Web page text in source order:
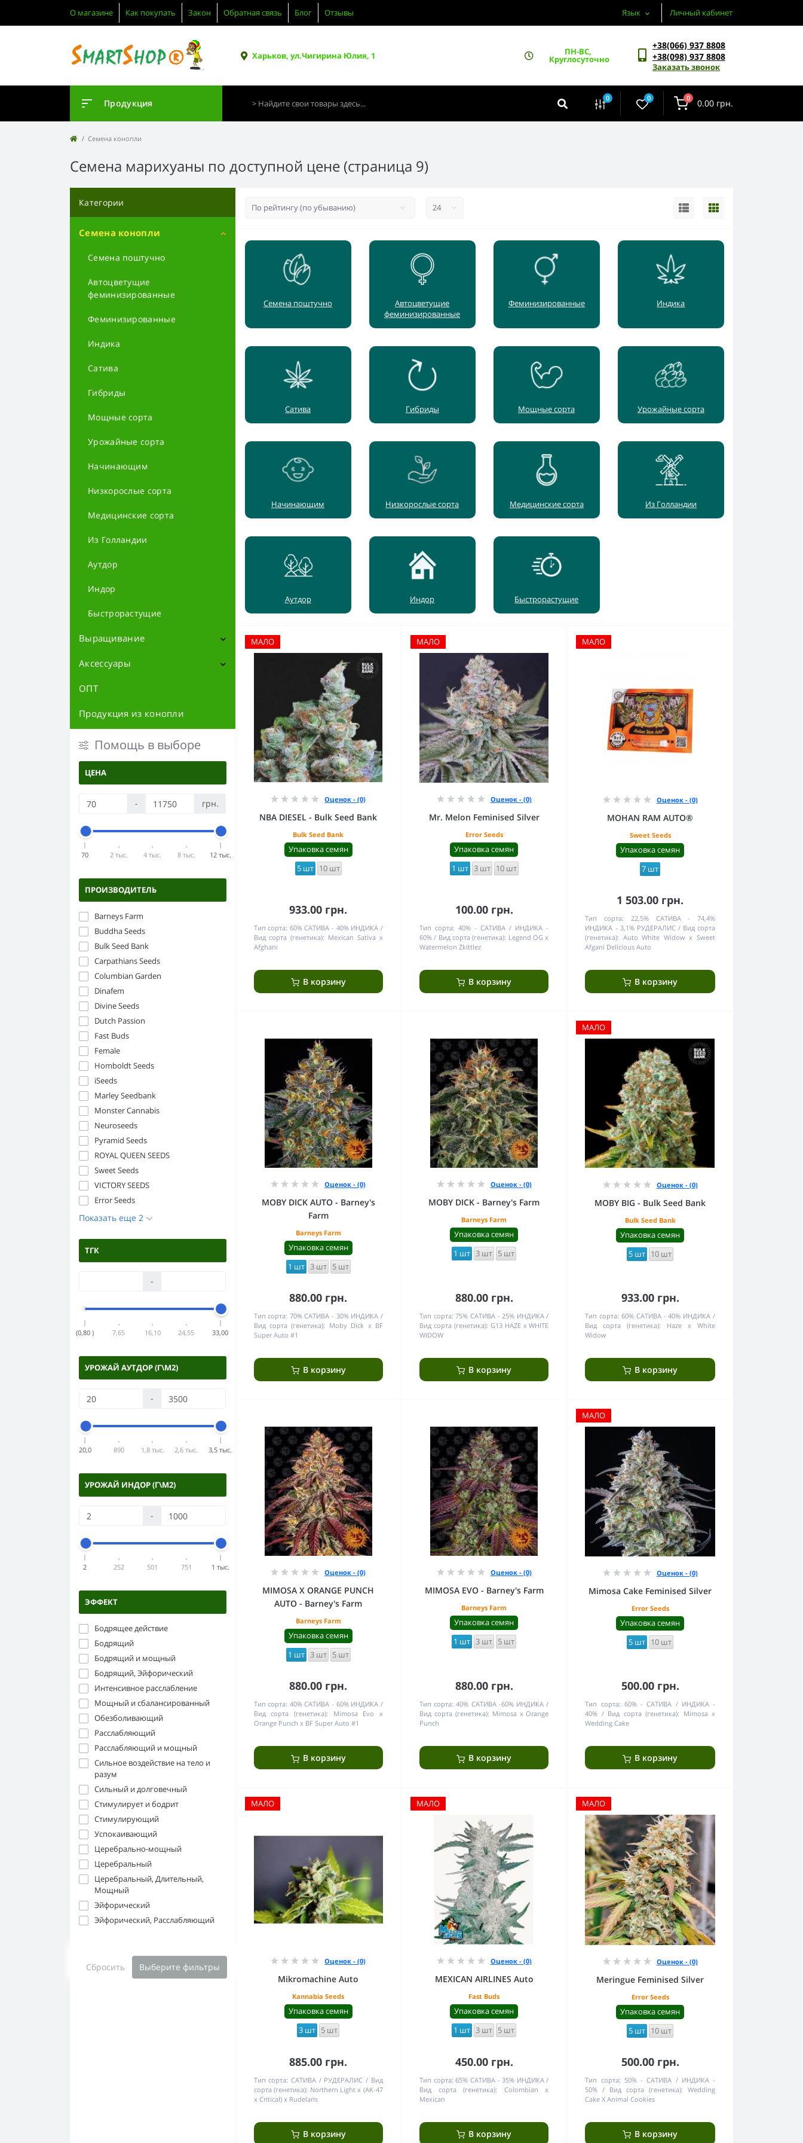
О магазине Как покупать Закон Обратная связь Блог Отзывы Язык Личный кабинет
Харьков, ул.Чигирина Юлия, 1 ПН-ВС,
Круглосуточно
+38(066) 937 8808
+38(098) 937 8808
Заказать звонок
Продукция 0 0 0 0.00 грн.
Семена конопли
Семена марихуаны по доступной цене (страница 9)
Категории
Семена конопли
Семена поштучно
Автоцветущие
феминизированные
Феминизированные
Индика
Сатива
Гибриды
Мощные сорта
Урожайные сорта
Начинающим
Низкорослые сорта
Медицинские сорта
Из Голландии
Аутдор
Индор
Быстрорастущие
Выращивание
Контроль и измерение
Субстраты
Вентиляция
LED Лампы
Отражатели
Компоненты ДНаТ
ЭПРА
Гроубоксы
Удобрения
Горшки и ёмкости
Аксессуары для гровинга
Аксессуары
Атрибутика
Баблеры
Дерево
Металл
Стекло
Керамика
Пластик
Запчасти для бонгов
Контейнеры и тайники
Бонги
Бумага папиросная
Прессы для травы
Напасы
ОПТ
Продукция из конопли
Помощь в выборе
ЦЕНА
- грн.
70 2 тыс. 4 тыс. 8 тыс. 12 тыс.
ПРОИЗВОДИТЕЛЬ
Barneys Farm
Buddha Seeds
Bulk Seed Bank
Carpathians Seeds
Columbian Garden
Dinafem
Divine Seeds
Dutch Passion
Fast Buds
Female
Homboldt Seeds
iSeeds
Marley Seedbank
Monster Cannabis
Neuroseeds
Pyramid Seeds
ROYAL QUEEN SEEDS
Sweet Seeds
VICTORY SEEDS
Error Seeds
Показать еще 2
ТГК
-
(0,80 ) 7,65 16,10 24,55 33,00
УРОЖАЙ АУТДОР (Г\М2)
-
20,0 890 1,8 тыс. 2,6 тыс. 3,5 тыс.
УРОЖАЙ ИНДОР (Г\М2)
-
2 252 501 751 1 тыс.
ЭФФЕКТ
Бодрящее действие
Бодрящий
Бодрящий и мощный
Бодрящий, Эйфорический
Интенсивное расслабление
Мощный и сбалансированный
Обезболивающий
Расслабляющий
Расслабляющий и мощный
Сильное воздействие на тело и
разум
Сильный и долговечный
Стимулирует и бодрит
Стимулирующий
Успокаивающий
Церебрально-мощный
Церебральный
Церебральный, Длительный,
Мощный
Эйфорический
Эйфорический, Расслабляющий
Сбросить Выберите фильтры
Семена поштучно
Автоцветущие
феминизированные
Феминизированные Индика
Сатива Гибриды Мощные сорта Урожайные сорта
Начинающим Низкорослые сорта Медицинские сорта Из Голландии
Аутдор Индор Быстрорастущие
МАЛО
Оценок - (0)
NBA DIESEL - Bulk Seed Bank
Bulk Seed Bank
Упаковка семян
5 шт 10 шт
933.00 грн.
Тип сорта: 60% САТИВА - 40% ИНДИКА
Вид сорта (генетика): Mexican Sativa x
Afghani
В корзину
МАЛО
Оценок - (0)
Mr. Melon Feminised Silver
Error Seeds
Упаковка семян
1 шт 3 шт 10 шт
100.00 грн.
Тип сорта: 40% - САТИВА / ИНДИКА -
60% Вид сорта (генетика): Legend OG x
Watermelon Zkittlez
В корзину
МАЛО
Оценок - (0)
MOHAN RAM AUTO®
Sweet Seeds
Упаковка семян
7 шт
1 503.00 грн.
Тип сорта:
22,5% САТИВА - 74,4%
ИНДИКА - 3,1% РУДЕРАЛИС
Вид сорта
(генетика): Аuto White Widow x Sweet
Afgani Delicious Auto
В корзину
Оценок - (0)
MOBY DICK AUTO - Barney's
Farm
Barneys Farm
Упаковка семян
1 шт 3 шт 5 шт
880.00 грн.
Тип сорта: 70% САТИВА - 30% ИНДИКА
Вид сорта (генетика): Moby Dick x BF
Super Auto #1
В корзину
Оценок - (0)
MOBY DICK - Barney's Farm
Barneys Farm
Упаковка семян
1 шт 3 шт 5 шт
880.00 грн.
Тип сорта: 75% САТИВА - 25% ИНДИКА
Вид сорта (генетика): G13 HAZE x WHITE
WIDOW
В корзину
МАЛО
Оценок - (0)
MOBY BIG - Bulk Seed Bank
Bulk Seed Bank
Упаковка семян
5 шт 10 шт
933.00 грн.
Тип сорта: 60% САТИВА - 40% ИНДИКА
Вид сорта (генетика):
Haze x White
Widow
В корзину
Оценок - (0)
MIMOSA X ORANGE PUNCH
AUTO - Barney's Farm
Barneys Farm
Упаковка семян
1 шт 3 шт 5 шт
880.00 грн.
Тип сорта: 40% САТИВА - 60% ИНДИКА
Вид сорта (генетика):
Mimosa Evo x
Orange Punch x BF Super Auto #1
В корзину
Оценок - (0)
MIMOSA EVO - Barney's Farm
Barneys Farm
Упаковка семян
1 шт 3 шт 5 шт
880.00 грн.
Тип сорта: 40% САТИВА -60% ИНДИКА
Вид сорта (генетика): Mimosa x Orange
Punch
В корзину
МАЛО
Оценок - (0)
Mimosa Cake Feminised Silver
Error Seeds
Упаковка семян
5 шт 10 шт
500.00 грн.
Тип сорта: 60% - САТИВА / ИНДИКА -
40%
Вид сорта (генетика): Mimosa x
Wedding Cake
В корзину
МАЛО
Оценок - (0)
Mikromachine Auto
Kannabia Seeds
Упаковка семян
3 шт 5 шт
885.00 грн.
Тип сорта: САТИВА / РУДЕРАЛИС
Вид
сорта (генетика): Northern Light x (AK-47
x Critical) x Rudelaris
В корзину
МАЛО
Оценок - (0)
MEXICAN AIRLINES Auto
Fast Buds
Упаковка семян
1 шт 3 шт 5 шт
450.00 грн.
Тип сорта: 65% САТИВА - 35% ИНДИКА
Вид сорта (генетика):
Colombian x
Mexican
В корзину
МАЛО
Оценок - (0)
Meringue Feminised Silver
Error Seeds
Упаковка семян
5 шт 10 шт
500.00 грн.
Тип сорта: 50% - САТИВА / ИНДИКА -
50%
Вид сорта (генетика): Wedding
Cake X Animal Cookies
В корзину